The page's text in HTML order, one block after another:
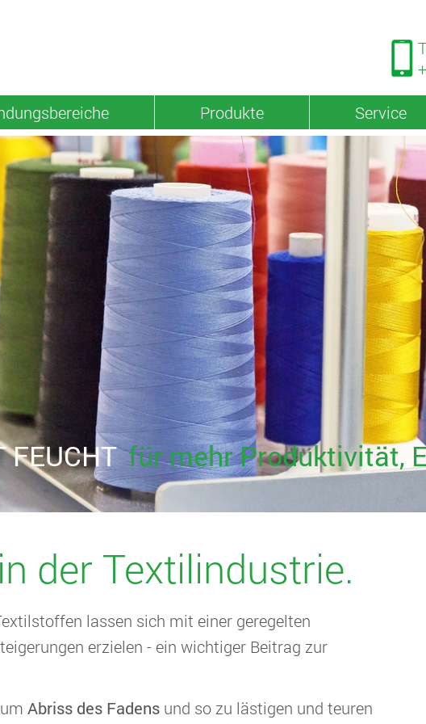
Produkte Service
für mehr Produktivität,
für mehr Produktivität,
für mehr Produktivität,
FEUCHT
der Textilindustrie.
lassen sich mit einer geregelten
erzielen - ein wichtiger Beitrag zur
Abriss des Fadens und so zu lästigen und teuren